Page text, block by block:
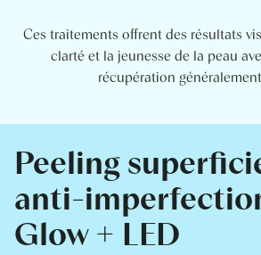
Ces traitements offrent des résultats
clarté et la jeunesse de la peau
récupération
Peeling
anti-
Glow + LED